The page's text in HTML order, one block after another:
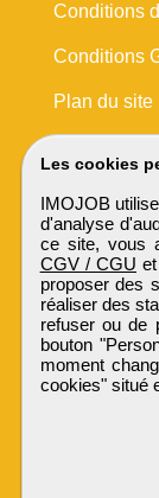
Les cookies
IMOJOB
d'analyse
ce site, vous
CGV / CGU
proposer des
réaliser des
refuser ou de
bouton
moment
cookies" situé
Conditions
Conditions
Plan du site